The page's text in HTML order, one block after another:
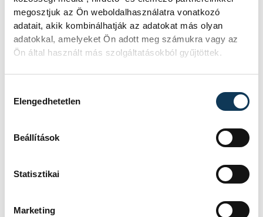
megosztjuk az Ön weboldalhasználatra vonatkozó
adatait, akik kombinálhatják az adatokat más olyan
adatokkal, amelyeket Ön adott meg számukra vagy az
Ön által használt más szolgáltatásokból gyűjtöttek.
Elengedhetetlen
Beállítások
Statisztikai
Marketing
ha nem teljes odafigyeléssel és
erőbedobással játszik. Nálunk ellenben az
addigi két százszázalékos gárda
összecsapását a veszprémiek tizenöt(!)
góllal nyerték meg vasárnap Győrben...
sport
férfi kézilabda NB I
Erről jut eszembe…